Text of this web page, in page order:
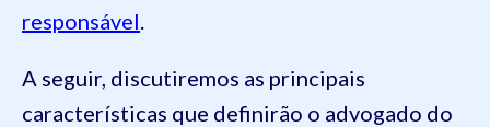
responsável
A seguir, discutiremos as principais
características que definirão o advogado do